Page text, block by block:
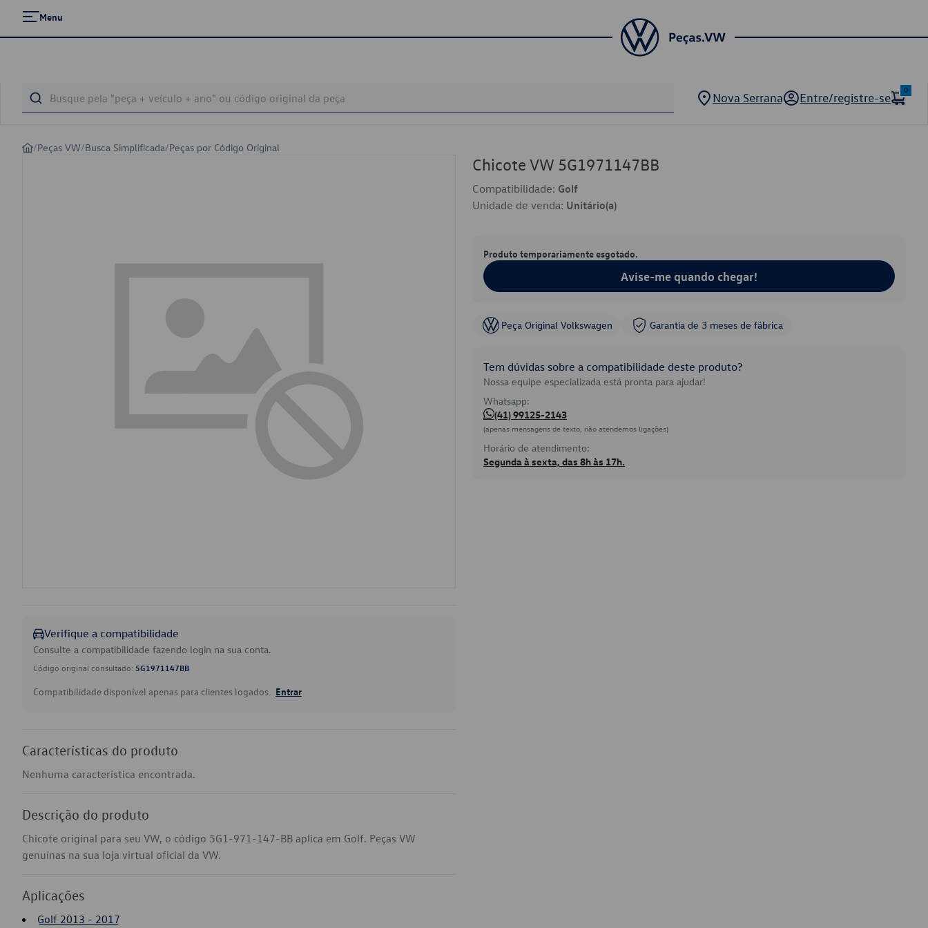
Menu
Nova Serrana Entre/registre-se
0
/Peças VW/Busca Simplificada/Peças por Código Original
Verifique a compatibilidade
Consulte a compatibilidade fazendo login na sua conta.
Código original consultado: 5G1971147BB
Compatibilidade disponível apenas para clientes logados. Entrar
Características do produto
Nenhuma característica encontrada.
Descrição do produto
Chicote original para seu VW, o código 5G1-971-147-BB aplica em Golf. Peças VW
genuínas na sua loja virtual oficial da VW.
Aplicações
Golf 2013 - 2017
Chicote VW 5G1971147BB
Compatibilidade: Golf
Unidade de venda: Unitário(a)
Produto temporariamente esgotado.
Avise-me quando chegar!
Peça Original Volkswagen Garantia de 3 meses de fábrica
Tem dúvidas sobre a compatibilidade deste produto?
Nossa equipe especializada está pronta para ajudar!
Whatsapp:
(41) 99125-2143
(apenas mensagens de texto, não atendemos ligações)
Horário de atendimento:
Segunda à sexta, das 8h às 17h.